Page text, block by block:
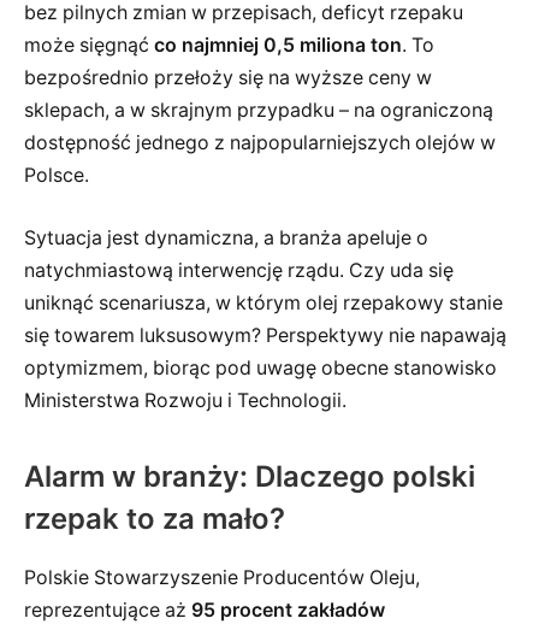
bez pilnych zmian w przepisach, deficyt rzepaku
może sięgnąć co najmniej 0,5 miliona ton. To
bezpośrednio przełoży się na wyższe ceny w
sklepach, a w skrajnym przypadku – na ograniczoną
dostępność jednego z najpopularniejszych olejów w
Polsce.
Sytuacja jest dynamiczna, a branża apeluje o
natychmiastową interwencję rządu. Czy uda się
uniknąć scenariusza, w którym olej rzepakowy stanie
się towarem luksusowym? Perspektywy nie napawają
optymizmem, biorąc pod uwagę obecne stanowisko
Ministerstwa Rozwoju i Technologii.
Alarm w branży: Dlaczego polski
rzepak to za mało?
Polskie Stowarzyszenie Producentów Oleju,
reprezentujące aż 95 procent zakładów